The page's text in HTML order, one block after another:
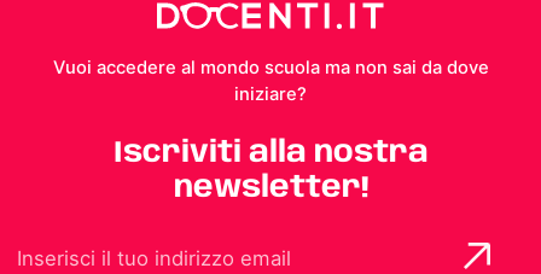
Vuoi accedere al mondo scuola ma non sai da dove
iniziare?
Iscriviti alla nostra
newsletter!